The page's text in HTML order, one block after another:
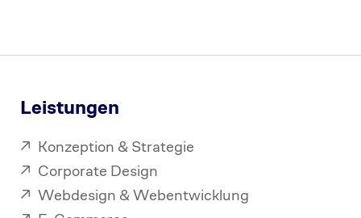
Leistungen
Konzeption & Strategie
Corporate Design
Webdesign & Webentwicklung